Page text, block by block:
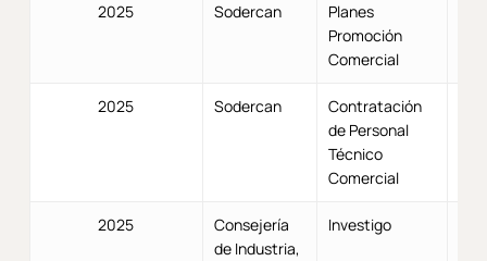
2025 Sodercan
Planes
Promoción
Comercial
2025 Sodercan
Contratación
de Personal
Técnico
Comercial
2025
Consejería
de Industria,
Investigo